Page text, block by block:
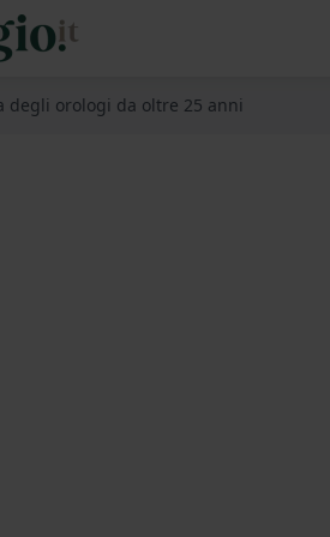
degli orologi da oltre 25 anni